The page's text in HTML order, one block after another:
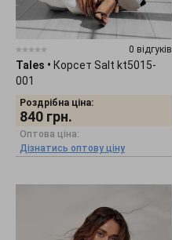
0 відгуків
Tales • Корсет Salt kt5015-
001
Роздрібна ціна:
840 грн.
Оптова ціна:
Дізнатись оптову ціну